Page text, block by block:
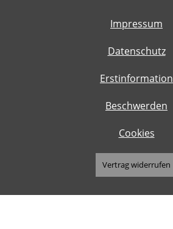
Impressum
Datenschutz
Erstinformation
Beschwerden
Cookies
Vertrag widerrufen